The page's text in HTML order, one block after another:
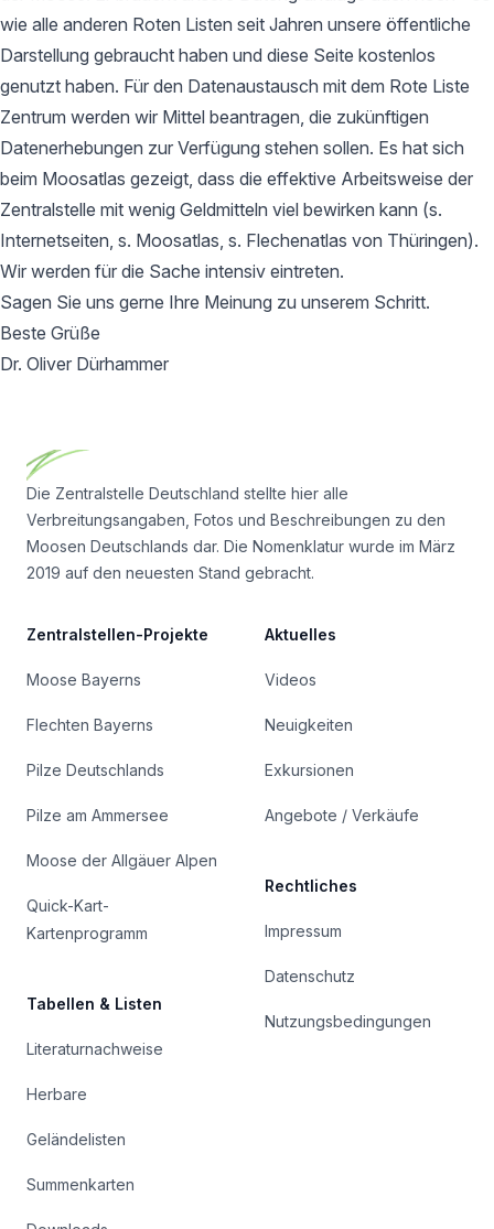
wie alle anderen Roten Listen seit Jahren unsere öffentliche
Darstellung gebraucht haben und diese Seite kostenlos
genutzt haben. Für den Datenaustausch mit dem Rote Liste
Zentrum werden wir Mittel beantragen, die zukünftigen
Datenerhebungen zur Verfügung stehen sollen. Es hat sich
beim Moosatlas gezeigt, dass die effektive Arbeitsweise der
Zentralstelle mit wenig Geldmitteln viel bewirken kann (s.
Internetseiten, s. Moosatlas, s. Flechenatlas von Thüringen).
Wir werden für die Sache intensiv eintreten.
Sagen Sie uns gerne Ihre Meinung zu unserem Schritt.
Beste Grüße
Dr. Oliver Dürhammer
Die Zentralstelle Deutschland stellte hier alle
Verbreitungsangaben, Fotos und Beschreibungen zu den
Moosen Deutschlands dar. Die Nomenklatur wurde im März
2019 auf den neuesten Stand gebracht.
Zentralstellen-Projekte
Moose Bayerns
Flechten Bayerns
Pilze Deutschlands
Pilze am Ammersee
Moose der Allgäuer Alpen
Quick-Kart-
Kartenprogramm
Tabellen & Listen
Literaturnachweise
Herbare
Geländelisten
Summenkarten
Aktuelles
Videos
Neuigkeiten
Exkursionen
Angebote / Verkäufe
Rechtliches
Impressum
Datenschutz
Nutzungsbedingungen